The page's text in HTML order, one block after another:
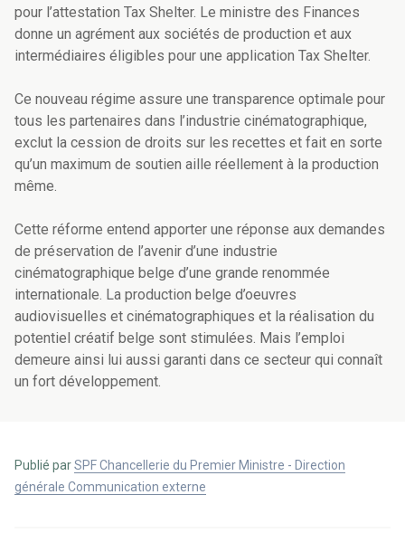
pour l’attestation Tax Shelter. Le ministre des Finances
donne un agrément aux sociétés de production et aux
intermédiaires éligibles pour une application Tax Shelter.
Ce nouveau régime assure une transparence optimale pour
tous les partenaires dans l’industrie cinématographique,
exclut la cession de droits sur les recettes et fait en sorte
qu’un maximum de soutien aille réellement à la production
même.
Cette réforme entend apporter une réponse aux demandes
de préservation de l’avenir d’une industrie
cinématographique belge d’une grande renommée
internationale. La production belge d’oeuvres
audiovisuelles et cinématographiques et la réalisation du
potentiel créatif belge sont stimulées. Mais l’emploi
demeure ainsi lui aussi garanti dans ce secteur qui connaît
un fort développement.
Publié parSPF Chancellerie du Premier Ministre - Direction
générale Communication externe